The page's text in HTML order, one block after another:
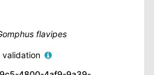
flavipes